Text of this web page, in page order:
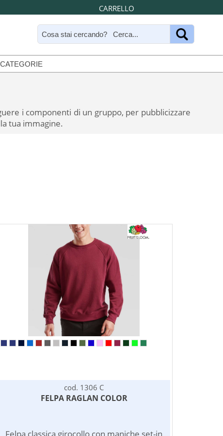
CARRELLO
i componenti di un gruppo, per pubblicizzare
tua immagine.
cod. 1306 C
FELPA RAGLAN COLOR